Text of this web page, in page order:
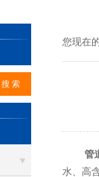
您现在
管
水、高